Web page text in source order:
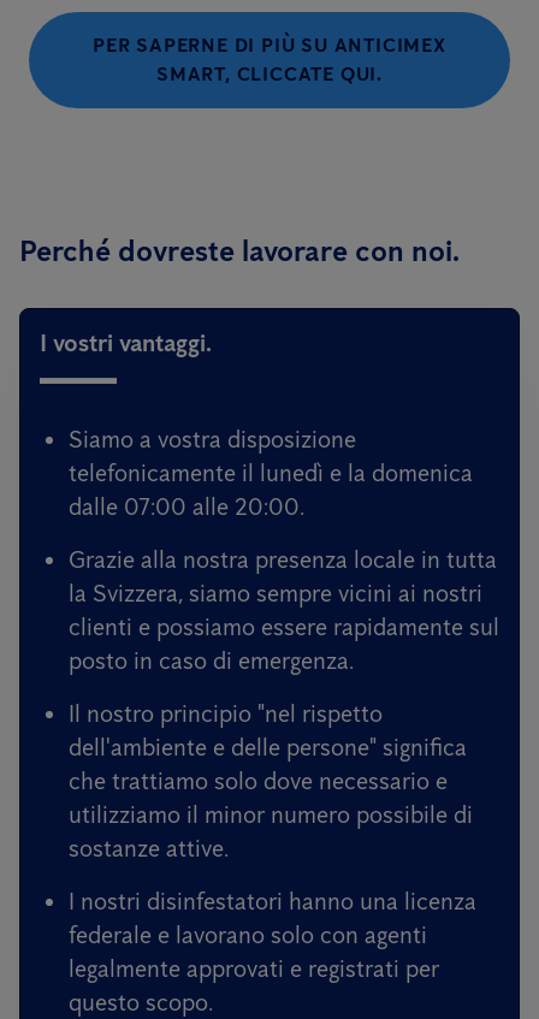
PER SAPERNE DI PIÙ SU ANTICIMEX
SMART, CLICCATE QUI.
Perché dovreste lavorare con noi.
I vostri vantaggi.
Siamo a vostra disposizione
telefonicamente il lunedì e la domenica
dalle 07:00 alle 20:00.
Grazie alla nostra presenza locale in tutta
la Svizzera, siamo sempre vicini ai nostri
clienti e possiamo essere rapidamente sul
posto in caso di emergenza.
Il nostro principio "nel rispetto
dell'ambiente e delle persone" significa
che trattiamo solo dove necessario e
utilizziamo il minor numero possibile di
sostanze attive.
I nostri disinfestatori hanno una licenza
federale e lavorano solo con agenti
legalmente approvati e registrati per
questo scopo.